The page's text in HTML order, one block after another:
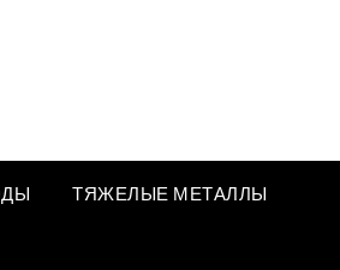
ТЯЖЕЛЫЕ МЕТАЛЛЫ